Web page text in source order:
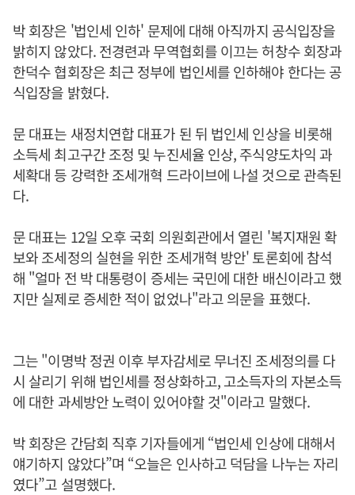
박 회장은 '법인세 인하' 문제에 대해 아직까지 공식입장을
밝히지 않았다. 전경련과 무역협회를 이끄는 허창수 회장과
한덕수 협회장은 최근 정부에 법인세를 인하해야 한다는 공
식입장을 밝혔다.
문 대표는 새정치연합 대표가 된 뒤 법인세 인상을 비롯해
소득세 최고구간 조정 및 누진세율 인상, 주식양도차익 과
세확대 등 강력한 조세개혁 드라이브에 나설 것으로 관측된
다.
문 대표는 12일 오후 국회 의원회관에서 열린 '복지재원 확
보와 조세정의 실현을 위한 조세개혁 방안' 토론회에 참석
해 "얼마 전 박 대통령이 증세는 국민에 대한 배신이라고 했
지만 실제로 증세한 적이 없었나"라고 의문을 표했다.
그는 "이명박 정권 이후 부자감세로 무너진 조세정의를 다
시 살리기 위해 법인세를 정상화하고, 고소득자의 자본소득
에 대한 과세방안 노력이 있어야할 것"이라고 말했다.
박 회장은 간담회 직후 기자들에게 “법인세 인상에 대해서
얘기하지 않았다”며 “오늘은 인사하고 덕담을 나누는 자리
였다”고 설명했다.